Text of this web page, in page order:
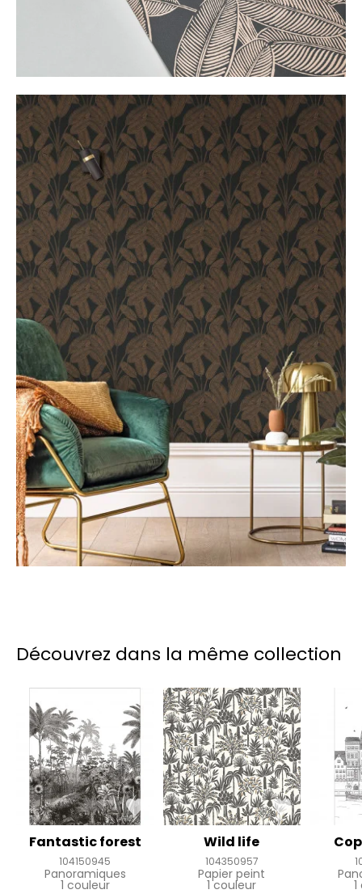
Découvrez dans la même collection
Fantastic forest
104150945
Panoramiques
1 couleur
Wild life
104350957
Papier peint
1 couleur